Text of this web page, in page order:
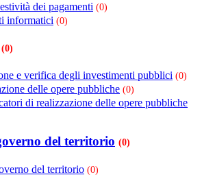
dei pagamenti (0)
informatici (0)
(0)
e verifica degli investimenti pubblici (0)
delle opere pubbliche (0)
di realizzazione delle opere pubbliche
del territorio (0)
del territorio (0)